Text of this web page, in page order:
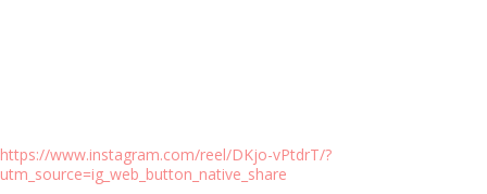
https://www.instagram.com/reel/DKjo-vPtdrT/?
utm_source=ig_web_button_native_share